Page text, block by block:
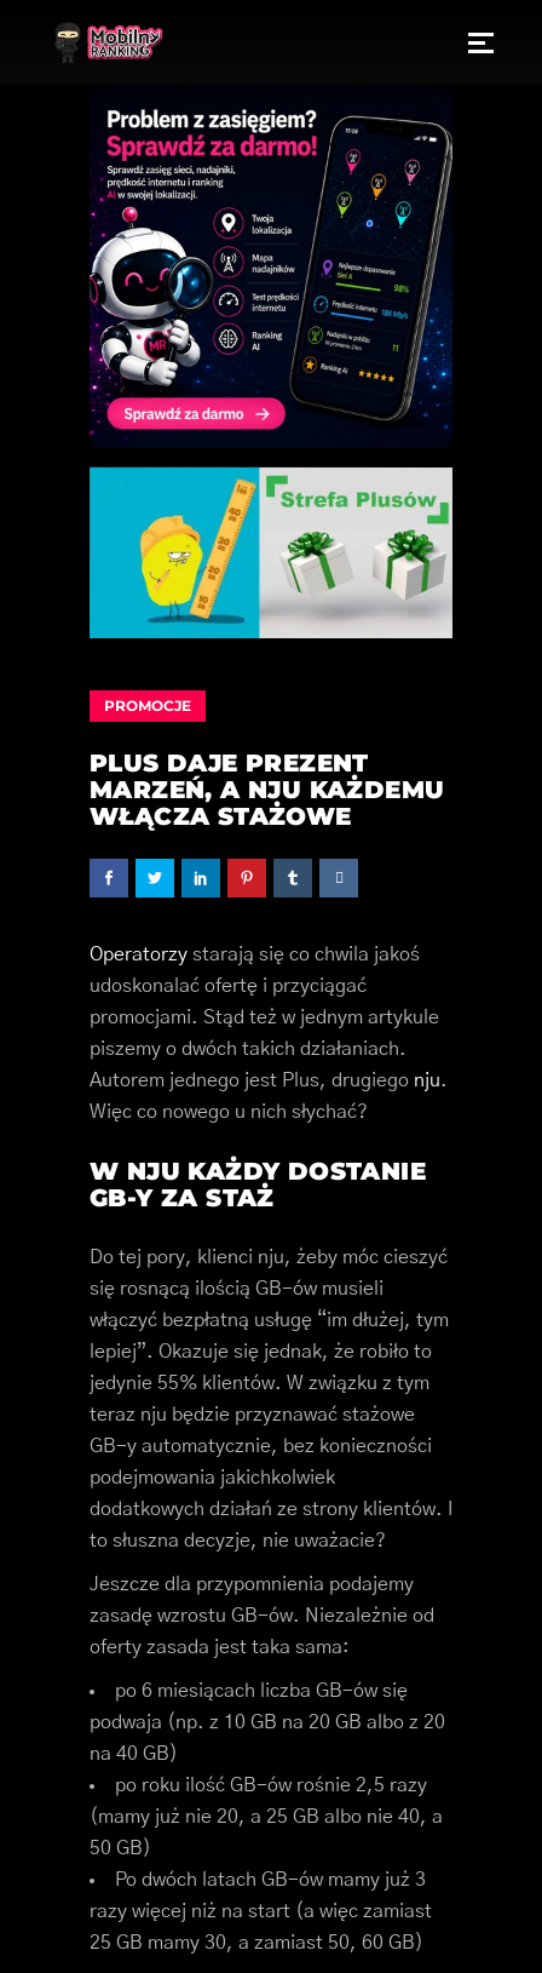
PROMOCJE
PLUS DAJE PREZENT
MARZEŃ, A NJU KAŻDEMU
WŁĄCZA STAŻOWE
Operatorzy starają się co chwila jakoś
udoskonalać ofertę i przyciągać
promocjami. Stąd też w jednym artykule
piszemy o dwóch takich działaniach.
Autorem jednego jest Plus, drugiego nju.
Więc co nowego u nich słychać?
W NJU KAŻDY DOSTANIE
GB-Y ZA STAŻ
Do tej pory, klienci nju, żeby móc cieszyć
się rosnącą ilością GB-ów musieli
włączyć bezpłatną usługę “im dłużej, tym
lepiej”. Okazuje się jednak, że robiło to
jedynie 55% klientów. W związku z tym
teraz nju będzie przyznawać stażowe
GB-y automatycznie, bez konieczności
podejmowania jakichkolwiek
dodatkowych działań ze strony klientów. I
to słuszna decyzje, nie uważacie?
Jeszcze dla przypomnienia podajemy
zasadę wzrostu GB-ów. Niezależnie od
oferty zasada jest taka sama:
po 6 miesiącach liczba GB-ów się
podwaja (np. z 10 GB na 20 GB albo z 20
na 40 GB)
po roku ilość GB-ów rośnie 2,5 razy
(mamy już nie 20, a 25 GB albo nie 40, a
50 GB)
Po dwóch latach GB-ów mamy już 3
razy więcej niż na start (a więc zamiast
25 GB mamy 30, a zamiast 50, 60 GB)